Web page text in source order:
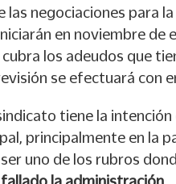
las negociaciones para
en noviembre de
los adeudos que
se efectuará con
tiene la intención
principalmente en la
uno de los rubros